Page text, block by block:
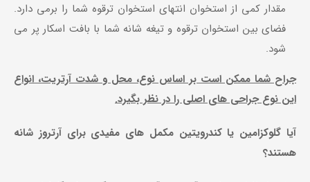
مقدار کمی از استخوان انتهای استخوان ترقوه شما را برمی دارد.
فضای بین استخوان ترقوه و تیغه شانه شما با بافت اسکار پر می
شود.
جراح شما ممکن است بر اساس نوع، محل و شدت آرتریت، انواع
این نوع جراحی های اصلی را در نظر بگیرد.
آیا گلوکزامین یا کندرویتین مکمل های مفیدی برای آرتروز شانه
هستند؟